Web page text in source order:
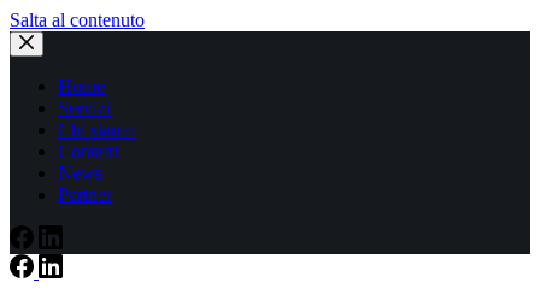
Salta al contenuto
Home
Servizi
Chi siamo
Contatti
News
Partner